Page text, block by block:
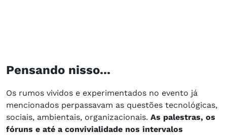
Pensando nisso...
Os rumos vividos e experimentados no evento já
mencionados perpassavam as questões tecnológicas,
sociais, ambientais, organizacionais. As palestras, os
fóruns e até a convivialidade nos intervalos